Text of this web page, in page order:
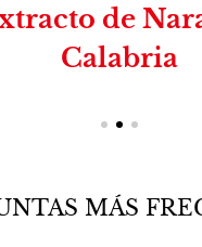
de
Calabria
MÁS